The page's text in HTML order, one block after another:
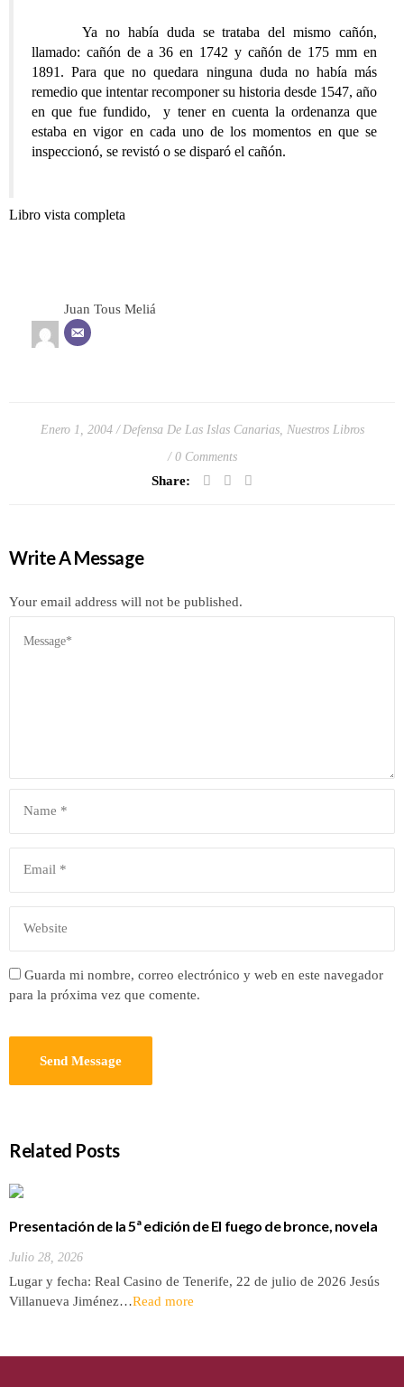
Ya no había duda se trataba del mismo cañón,
llamado: cañón de a 36 en 1742 y cañón de 175 mm en
1891. Para que no quedara ninguna duda no había más
remedio que intentar recomponer su historia desde 1547, año
en que fue fundido, y tener en cuenta la ordenanza que
estaba en vigor en cada uno de los momentos en que se
inspeccionó, se revistó o se disparó el cañón.
Libro vista completa
Juan Tous Meliá
Enero 1, 2004 Defensa De Las Islas Canarias, Nuestros Libros
0 Comments
Share:
Write A Message
Your email address will not be published.
Guarda mi nombre, correo electrónico y web en este navegador
para la próxima vez que comente.
Related Posts
Presentación de la 5ª edición de El fuego de bronce, novela
Julio 28, 2026
Lugar y fecha: Real Casino de Tenerife, 22 de julio de 2026 Jesús
Villanueva Jiménez…Read more